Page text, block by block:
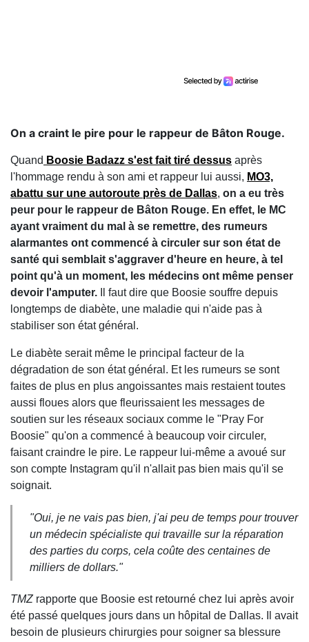
On a craint le pire pour le rappeur de Bâton Rouge.
Quand Boosie Badazz s'est fait tiré dessus après
l'hommage rendu à son ami et rappeur lui aussi, MO3,
abattu sur une autoroute près de Dallas, on a eu très
peur pour le rappeur de Bâton Rouge. En effet, le MC
ayant vraiment du mal à se remettre, des rumeurs
alarmantes ont commencé à circuler sur son état de
santé qui semblait s'aggraver d'heure en heure, à tel
point qu'à un moment, les médecins ont même penser
devoir l'amputer. Il faut dire que Boosie souffre depuis
longtemps de diabète, une maladie qui n'aide pas à
stabiliser son état général.
Le diabète serait même le principal facteur de la
dégradation de son état général. Et les rumeurs se sont
faites de plus en plus angoissantes mais restaient toutes
aussi floues alors que fleurissaient les messages de
soutien sur les réseaux sociaux comme le "Pray For
Boosie" qu'on a commencé à beaucoup voir circuler,
faisant craindre le pire. Le rappeur lui-même a avoué sur
son compte Instagram qu'il n'allait pas bien mais qu'il se
soignait.
"Oui, je ne vais pas bien, j'ai peu de temps pour trouver
un médecin spécialiste qui travaille sur la réparation
des parties du corps, cela coûte des centaines de
milliers de dollars."
TMZ rapporte que Boosie est retourné chez lui après avoir
été passé quelques jours dans un hôpital de Dallas. Il avait
besoin de plusieurs chirurgies pour soigner sa blessure